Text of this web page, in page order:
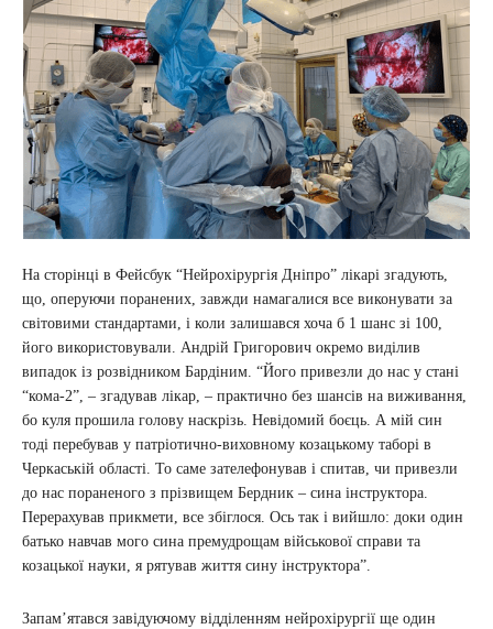
На сторінці в Фейсбук “Нейрохірургія Дніпро” лікарі згадують,
що, оперуючи поранених, завжди намагалися все виконувати за
світовими стандартами, і коли залишався хоча б 1 шанс зі 100,
його використовували. Андрій Григорович окремо виділив
випадок із розвідником Бардіним. “Його привезли до нас у стані
“кома-2”, – згадував лікар, – практично без шансів на виживання,
бо куля прошила голову наскрізь. Невідомий боєць. А мій син
тоді перебував у патріотично-виховному козацькому таборі в
Черкаській області. То саме зателефонував і спитав, чи привезли
до нас пораненого з прізвищем Бердник – сина інструктора.
Перерахував прикмети, все збіглося. Ось так і вийшло: доки один
батько навчав мого сина премудрощам військової справи та
козацької науки, я рятував життя сину інструктора”.
Запам’ятався завідуючому відділенням нейрохірургії ще один